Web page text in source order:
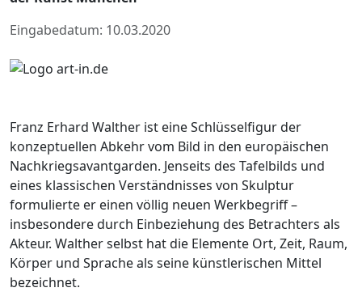
Eingabedatum: 10.03.2020
Franz Erhard Walther ist eine Schlüsselfigur der
konzeptuellen Abkehr vom Bild in den europäischen
Nachkriegsavantgarden. Jenseits des Tafelbilds und
eines klassischen Verständnisses von Skulptur
formulierte er einen völlig neuen Werkbegriff –
insbesondere durch Einbeziehung des Betrachters als
Akteur. Walther selbst hat die Elemente Ort, Zeit, Raum,
Körper und Sprache als seine künstlerischen Mittel
bezeichnet.